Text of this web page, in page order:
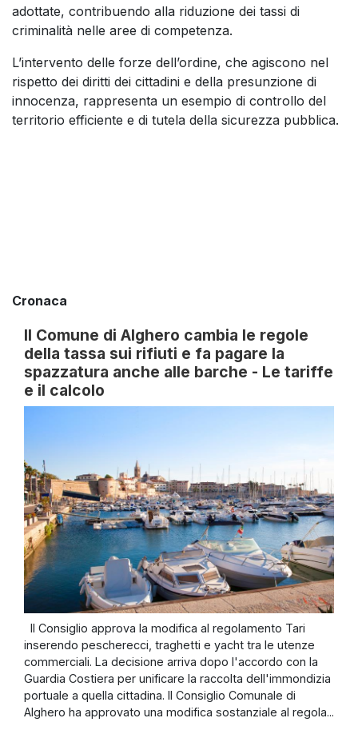
adottate, contribuendo alla riduzione dei tassi di
criminalità nelle aree di competenza.
L’intervento delle forze dell’ordine, che agiscono nel
rispetto dei diritti dei cittadini e della presunzione di
innocenza, rappresenta un esempio di controllo del
territorio efficiente e di tutela della sicurezza pubblica.
Cronaca
Il Comune di Alghero cambia le regole
della tassa sui rifiuti e fa pagare la
spazzatura anche alle barche - Le tariffe
e il calcolo
Il Consiglio approva la modifica al regolamento Tari
inserendo pescherecci, traghetti e yacht tra le utenze
commerciali. La decisione arriva dopo l'accordo con la
Guardia Costiera per unificare la raccolta dell'immondizia
portuale a quella cittadina. Il Consiglio Comunale di
Alghero ha approvato una modifica sostanziale al regola...